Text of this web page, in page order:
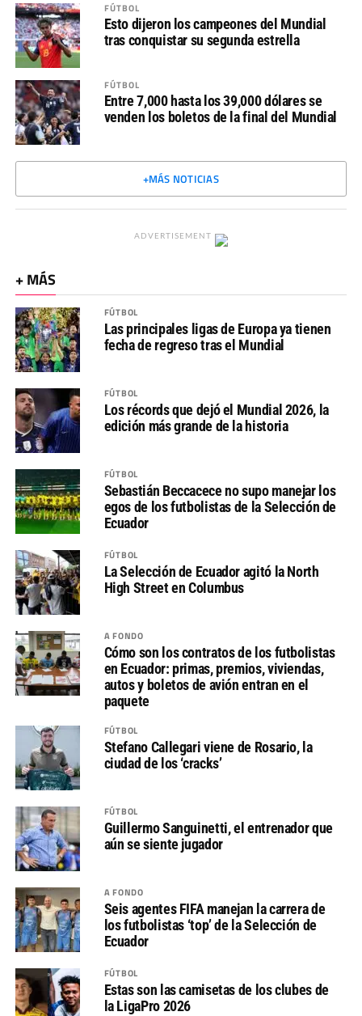
FÚTBOL
Esto dijeron los campeones del Mundial
tras conquistar su segunda estrella
FÚTBOL
Entre 7,000 hasta los 39,000 dólares se
venden los boletos de la final del Mundial
+MÁS NOTICIAS
ADVERTISEMENT
+ MÁS
FÚTBOL
Las principales ligas de Europa ya tienen
fecha de regreso tras el Mundial
FÚTBOL
Los récords que dejó el Mundial 2026, la
edición más grande de la historia
FÚTBOL
Sebastián Beccacece no supo manejar los
egos de los futbolistas de la Selección de
Ecuador
FÚTBOL
La Selección de Ecuador agitó la North
High Street en Columbus
A FONDO
Cómo son los contratos de los futbolistas
en Ecuador: primas, premios, viviendas,
autos y boletos de avión entran en el
paquete
FÚTBOL
Stefano Callegari viene de Rosario, la
ciudad de los ‘cracks’
FÚTBOL
Guillermo Sanguinetti, el entrenador que
aún se siente jugador
A FONDO
Seis agentes FIFA manejan la carrera de
los futbolistas ‘top’ de la Selección de
Ecuador
FÚTBOL
Estas son las camisetas de los clubes de
la LigaPro 2026